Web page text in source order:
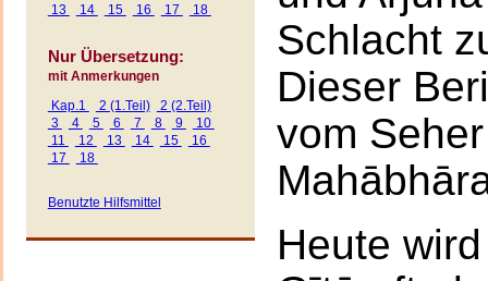
13
14 15 16 17 18
Nur Übersetzung:
mit Anmerkungen
Kap.1
2 (1.Teil)
2 (2.Teil)
3
4 5 6 7 8 9
10
11
12 13 14 15
16
17
18
Benutzte Hilfsmittel
Schlacht
Dieser
vom
Heute